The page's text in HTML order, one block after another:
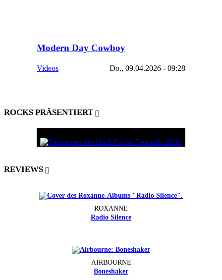
Modern Day Cowboy
Videos Do., 09.04.2026 - 09:28
ROCKS PRÄSENTIERT
REVIEWS
ROXANNE
Radio Silence
AIRBOURNE
Boneshaker